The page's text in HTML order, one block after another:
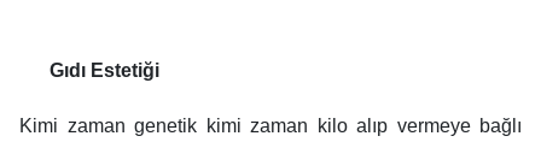
Gıdı Estetiği
Kimi zaman genetik kimi zaman kilo alıp vermeye bağlı